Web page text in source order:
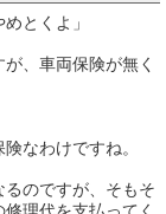
とくよ」
、車両保険が無く
なわけですね。
のですが、そもそ
理代を支払ってく